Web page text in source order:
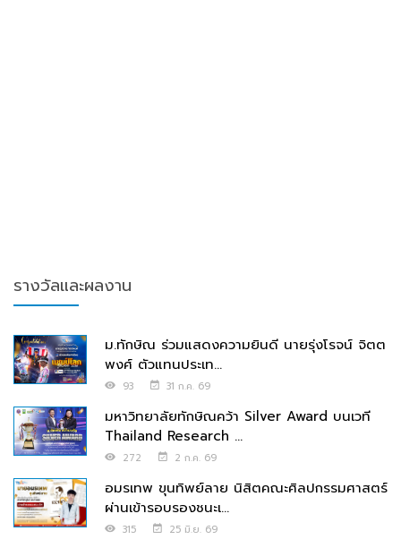
รางวัลและผลงาน
ม.ทักษิณ ร่วมแสดงความยินดี นายรุ่งโรจน์ จิตต
พงศ์ ตัวแทนประเท...
93 31 ก.ค. 69
มหาวิทยาลัยทักษิณคว้า Silver Award บนเวที
Thailand Research ...
272 2 ก.ค. 69
อมรเทพ ขุนทิพย์ลาย นิสิตคณะศิลปกรรมศาสตร์
ผ่านเข้ารอบรองชนะเ...
315 25 มิ.ย. 69